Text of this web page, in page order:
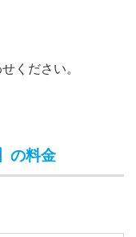
ください。
の料金